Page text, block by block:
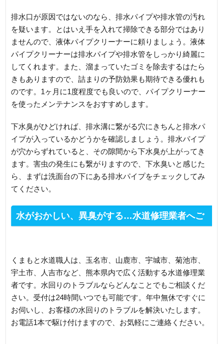
排水口が原因ではないのなら、排水パイプや排水管の汚れ
を疑います。とはいえ手を入れて掃除できる部分ではあり
ませんので、液体パイプクリーナーに頼りましょう。液体
パイプクリーナーは排水パイプや排水管をしっかり綺麗に
してくれます。また、溜まっていたゴミを除去するはたら
きもありますので、詰まりの予防効果も期待できる優れも
のです。1ヶ月に1度程度でも良いので、パイプクリーナー
を使ったメンテナンスをおすすめします。
下水臭がひどければ、排水溝に繋がる穴にきちんと排水パ
イプが入っているかどうかを確認しましょう。排水パイプ
が穴からずれていると、その隙間から下水臭が上がってき
ます。害虫の発生にも繋がりますので、下水臭いと感じた
ら、まずは洗面台の下にある排水パイプをチェックしてみ
てください。
水がおかしい、異臭がする…水道修理業者へご
くまもと水道職人は、玉名市、山鹿市、宇城市、菊池市、
宇土市、人吉市など、熊本県内で広く活動する水道修理業
者です。水回りのトラブルならどんなことでもご相談くだ
さい。受付は24時間いつでも可能です。年中無休ですぐに
お伺いし、お客様の水回りのトラブルを解決いたします。
お電話1本で駆け付けますので、お気軽にご連絡ください。